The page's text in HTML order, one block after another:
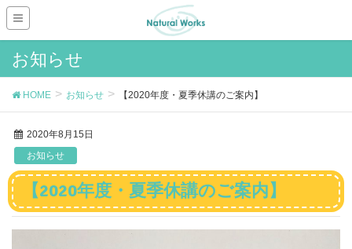
お知らせ
HOME お知らせ 【2020年度・夏季休講のご案内】
2020年8月15日
お知らせ
【2020年度・夏季休講のご案内】